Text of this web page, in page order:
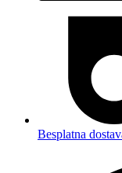
Besplatna